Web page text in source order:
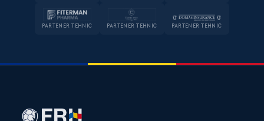
PARTENER TEHNIC PARTENER TEHNIC PARTENER TEHNIC